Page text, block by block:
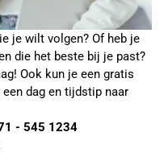
je wilt volgen? Of heb je
die het beste bij je past?
Ook kun je een gratis
dag en tijdstip naar
- 545 1234